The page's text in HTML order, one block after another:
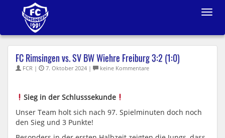
Toggle
FC Rimsingen vs. SV BW Wiehre Freiburg 3:2 (1:0)
FCR | 7. Oktober 2024 | keine Kommentare
Sieg in der Schlusssekunde
Unser Team holt sich nach 97. Spielminuten doch noch
den Sieg und 3 Punkte!